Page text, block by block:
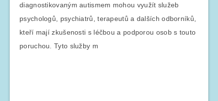
diagnostikovaným autismem mohou využít služeb
psychologů, psychiatrů, terapeutů a dalších odborníků,
kteří mají zkušenosti s léčbou a podporou osob s touto
poruchou. Tyto služby m